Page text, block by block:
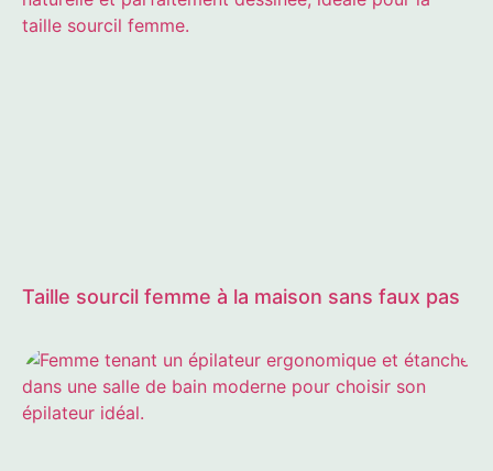
Taille sourcil femme à la maison sans faux pas